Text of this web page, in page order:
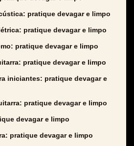
pratique devagar e limpo
pratique devagar e limpo
pratique devagar e limpo
pratique devagar e limpo
iniciantes: pratique devagar e
pratique devagar e limpo
devagar e limpo
pratique devagar e limpo